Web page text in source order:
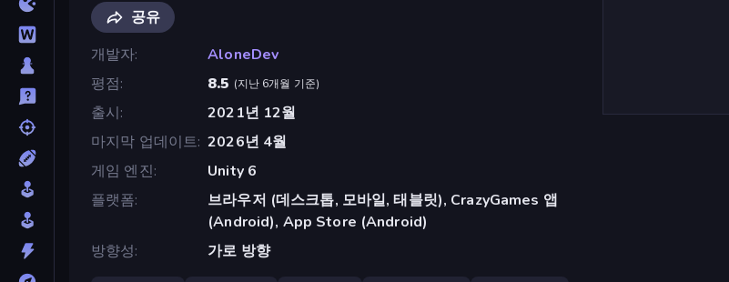
공유
개발자
AloneDev
평점
8.5 (지난 6개월 기준)
출시
2021년 12월
마지막 업데이트 2026년 4월
게임 엔진
Unity 6
플랫폼
브라우저 (데스크톱, 모바일, 태블릿), CrazyGames 앱
(Android), App Store (Android)
방향성
가로 방향